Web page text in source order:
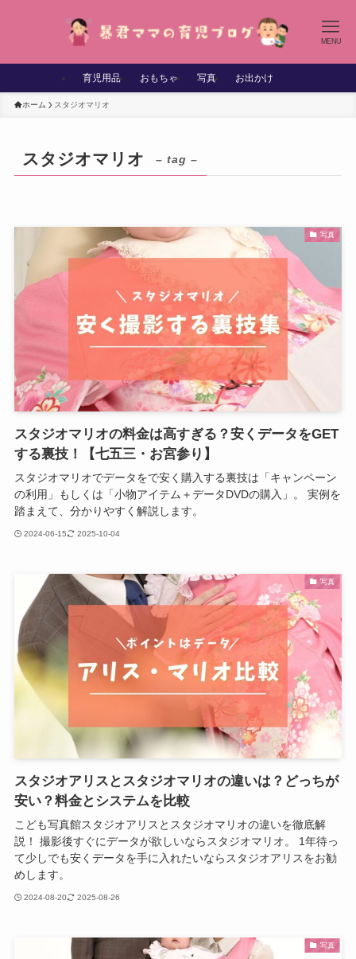
MENU
育児用品 おもちゃ 写真 お出かけ
ホーム スタジオマリオ
スタジオマリオ – tag –
写真
スタジオマリオの料金は高すぎる？安くデータをGET
する裏技！【七五三・お宮参り】
スタジオマリオでデータをで安く購入する裏技は「キャンペーン
の利用」もしくは「小物アイテム＋データDVDの購入」。 実例を
踏まえて、分かりやすく解説します。
2024-06-15 2025-10-04
写真
スタジオアリスとスタジオマリオの違いは？どっちが
安い？料金とシステムを比較
こども写真館スタジオアリスとスタジオマリオの違いを徹底解
説！ 撮影後すぐにデータが欲しいならスタジオマリオ。 1年待っ
て少しでも安くデータを手に入れたいならスタジオアリスをお勧
めします。
2024-08-20 2025-08-26
写真